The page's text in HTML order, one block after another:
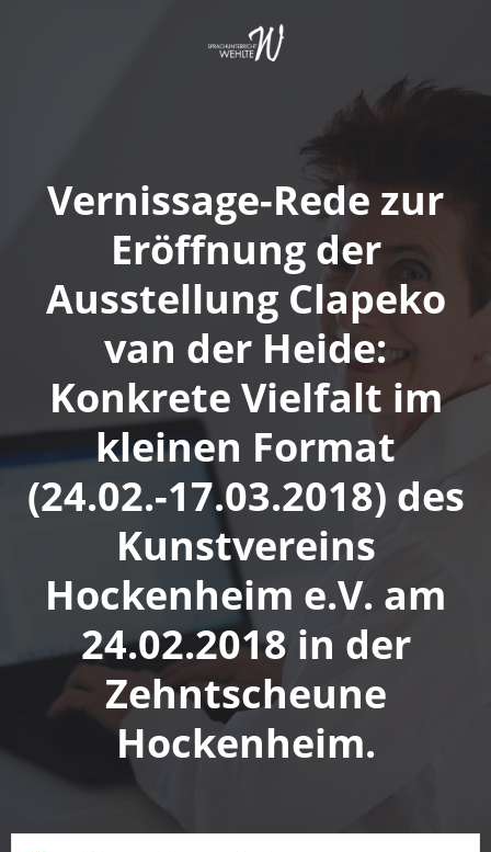
zum
Inhalt
Vernissage-Rede zur
Eröffnung der
Ausstellung Clapeko
van der Heide:
Konkrete Vielfalt im
kleinen Format
(24.02.-17.03.2018) des
Kunstvereins
Hockenheim e.V. am
24.02.2018 in der
Zehntscheune
Hockenheim.